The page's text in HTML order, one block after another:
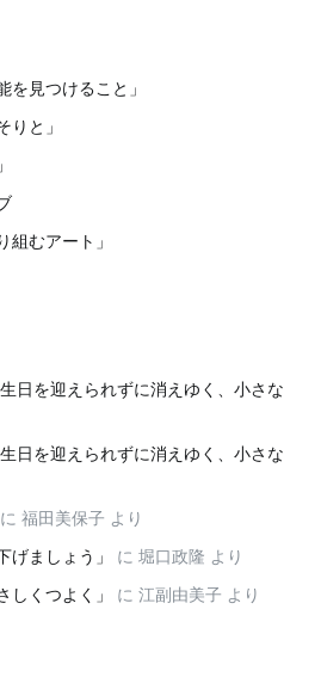
を見つけること」
りと」
組むアート」
日を迎えられずに消えゆく、小さな
日を迎えられずに消えゆく、小さな
に 福田美保子 より
げましょう」
に 堀口政隆 より
くつよく」
に 江副由美子 より